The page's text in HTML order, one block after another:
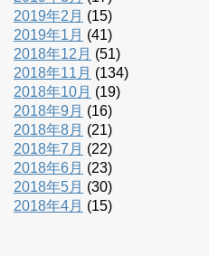
2019年2月 (15)
2019年1月 (41)
2018年12月 (51)
2018年11月 (134)
2018年10月 (19)
2018年9月 (16)
2018年8月 (21)
2018年7月 (22)
2018年6月 (23)
2018年5月 (30)
2018年4月 (15)